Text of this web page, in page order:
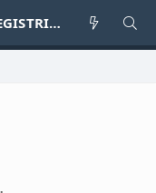
REGISTRIEREN